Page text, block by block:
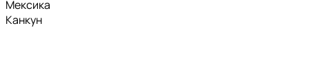
Мексика
Канкун